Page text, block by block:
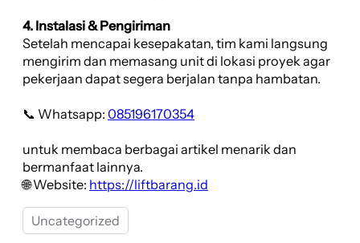
4. Instalasi & Pengiriman
Setelah mencapai kesepakatan, tim kami langsung
mengirim dan memasang unit di lokasi proyek agar
pekerjaan dapat segera berjalan tanpa hambatan.
📞 Whatsapp: 085196170354
untuk membaca berbagai artikel menarik dan
bermanfaat lainnya.
🌐 Website: https://liftbarang.id
Uncategorized